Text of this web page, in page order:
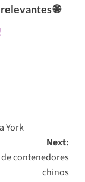
🌐
York
Next:
contenedores
chinos